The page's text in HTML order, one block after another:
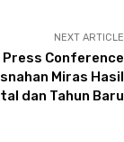
NEXT ARTICLE
Press Conference
Miras Hasil
dan Tahun Baru